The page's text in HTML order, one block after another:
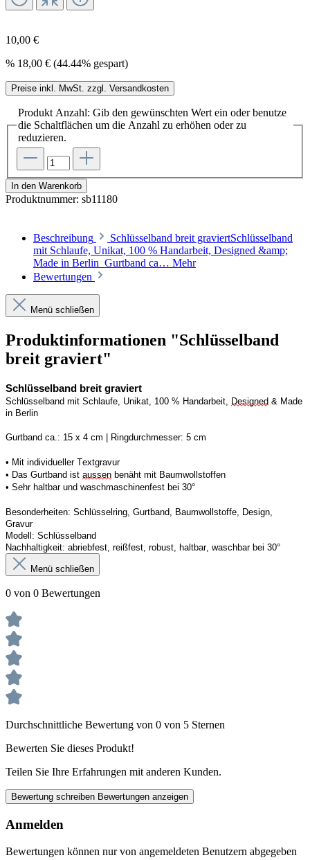
10,00 €
% 18,00 € (44.44% gespart)
Preise inkl. MwSt. zzgl. Versandkosten
Produkt Anzahl: Gib den gewünschten Wert ein oder benutze
die Schaltflächen um die Anzahl zu erhöhen oder zu
reduzieren.
In den Warenkorb
Produktnummer: sb11180
Beschreibung
Schlüsselband breit graviertSchlüsselband
mit Schlaufe, Unikat, 100 % Handarbeit, Designed &amp;
Made in Berlin Gurtband ca… Mehr
Bewertungen
Menü schließen
Produktinformationen "Schlüsselband
breit graviert"
Schlüsselband breit graviert
Schlüsselband mit Schlaufe, Unikat, 100 % Handarbeit, Designed & Made
in Berlin
Gurtband ca.: 15 x 4 cm | Ringdurchmesser: 5 cm
• Mit individueller Textgravur
• Das Gurtband ist aussen benäht mit Baumwollstoffen
• Sehr haltbar und waschmaschinenfest bei 30°
Besonderheiten: Schlüsselring, Gurtband, Baumwollstoffe, Design,
Gravur
Modell: Schlüsselband
Nachhaltigkeit: abriebfest, reißfest, robust, haltbar, waschbar bei 30°
Menü schließen
0 von 0 Bewertungen
Durchschnittliche Bewertung von 0 von 5 Sternen
Bewerten Sie dieses Produkt!
Teilen Sie Ihre Erfahrungen mit anderen Kunden.
Bewertung schreiben Bewertungen anzeigen
Anmelden
Bewertungen können nur von angemeldeten Benutzern abgegeben